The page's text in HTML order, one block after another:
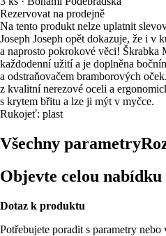
Rezervovat na prodejně
Na tento produkt nelze uplatnit
Joseph Joseph opět dokazuje, že i v
a naprosto pokrokové věci! Škrabka
každodenní užití a je doplněna
a odstraňovačem bramborových
z kvalitní nerezové oceli a
s krytem břitu a lze ji mýt v myčce.
Rukojeť: plast
Všechny parametry
Objevte celou
Dotaz k produktu
Potřebujete poradit s parametry nebo